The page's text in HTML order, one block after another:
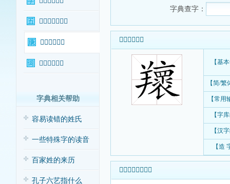
𦏨字输入法查询
𦏨字康熙字典
𦏨字相关词语
字典相关帮助
容易读错的姓氏
一些特殊字的读音
百家姓的来历
孔子六艺指什么
字典查字：
𦏨字基本信息
【基
【简/
【常用
【字
【汉
【造
𦏨字康熙字典查询